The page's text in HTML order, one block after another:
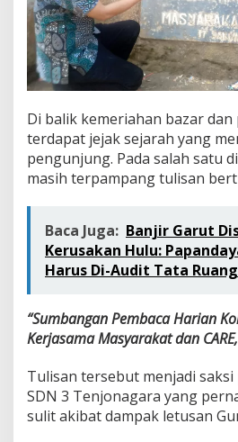
Di balik kemeriahan bazar dan
terdapat jejak sejarah yang
pengunjung. Pada salah satu
masih terpampang tulisan
Baca Juga: Banjir Garut
Kerusakan Hulu:
Harus Di-Audit Tata
“Sumbangan Pembaca Harian
Kerjasama Masyarakat dan
Tulisan tersebut menjadi
SDN 3 Tenjonagara yang
sulit akibat dampak letusan